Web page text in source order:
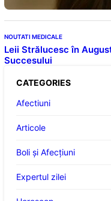
NOUTATI MEDICALE
Leii Strălucesc în
Succesului
CATEGORIES
Afectiuni
Articole
Boli și Afecțiuni
Expertul zilei